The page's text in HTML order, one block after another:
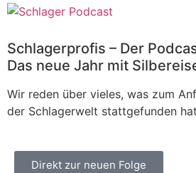
Schlagerprofis – Der
Das neue Jahr mit
Wir reden über vieles, was zum
der Schlagerwelt stattgefunden
Direkt zur neuen Folge